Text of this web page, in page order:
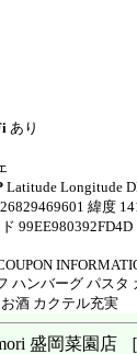
あり
Latitude Longitude
緯度
99EE980392FD4D
ハンバーグ パス
酒 カクテル充実
盛岡菜園店